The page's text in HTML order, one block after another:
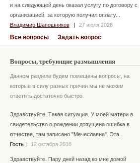
и на следующей день оказал услугу по договору с
организацией, за которую получил оплату...
Владимир Шапошников
| 27 июля 2026
Все вопросы Задать вопрос
Вопросы, требующие размышления
Данном разделе будем помещены вопросы, на
которые в силу разных причин мы не можем
ответить достаточно быстро.
Здравствуйте. Такая ситуация. У моей матери в
свидетельство о рождении допущена ошибка в
отчестве, там записано "Мечеславна". Эта...
Гость
12 октября 2018
Здравствуйте. Пару дней назад ко мне домой